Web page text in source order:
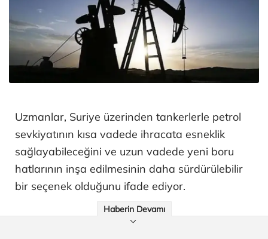
Uzmanlar, Suriye üzerinden tankerlerle petrol
sevkiyatının kısa vadede ihracata esneklik
sağlayabileceğini ve uzun vadede yeni boru
hatlarının inşa edilmesinin daha sürdürülebilir
bir seçenek olduğunu ifade ediyor.
Haberin Devamı